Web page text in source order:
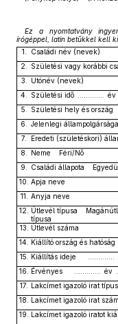
Ez a nyomtatvány
írógéppel, latin betűkkel kell
1.
Családi név (nevek)
2.
Születési vagy korábbi
3.
Utónév (nevek)
4.
Születési idő .............
5.
Születési hely és ország
6.
Jelenlegi
7.
Eredeti (születéskori)
8.
Neme Féri/Nő
9.
Családi állapota
10. Apja neve
11.
Anyja neve
12.
Útlevél típusa
típusa
13.
Útlevél száma
14.
Kiállító ország és hatóság
15.
Kiállítás ideje .............
16.
Érvényes ............. év
17.
Lakcímet igazoló irat
18.
Lakcímet igazoló irat
19.
Lakcímet igazoló iratot